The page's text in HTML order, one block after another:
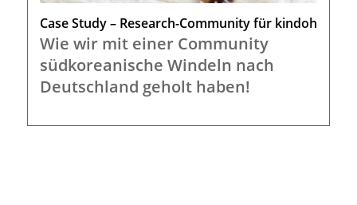
Case Study – Research-Community für kindoh
Wie wir mit einer Community
südkoreanische Windeln nach
Deutschland geholt haben!